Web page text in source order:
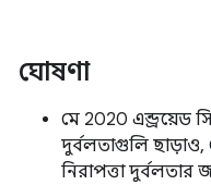
ঘোষণা
মে 2020 এন্ড্রয়েড
দুর্বলতাগুলি ছাড়াও,
নিরাপত্তা দুর্বলতার